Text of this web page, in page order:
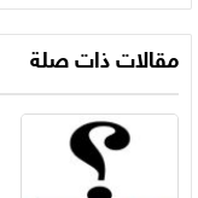
مقالات ذات صلة